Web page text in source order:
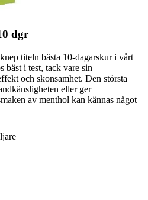
dgr
titeln bästa 10-dagarskur i vårt
bäst i test, tack vare sin
och skonsamhet. Den största
eller ger
av menthol kan kännas något